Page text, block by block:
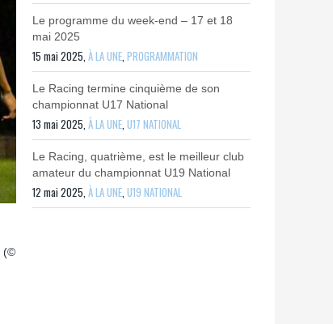
(©
Le programme du week-end – 17 et 18
mai 2025
15 mai 2025,À LA UNE,PROGRAMMATION
Le Racing termine cinquième de son
championnat U17 National
13 mai 2025,À LA UNE,U17 NATIONAL
Le Racing, quatrième, est le meilleur club
amateur du championnat U19 National
12 mai 2025,À LA UNE,U19 NATIONAL